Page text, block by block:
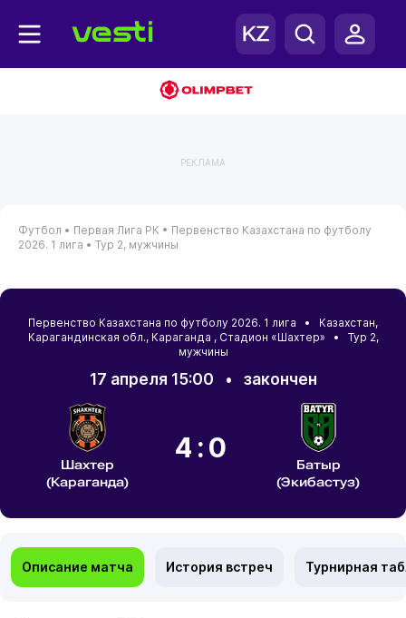
РЕКЛАМА
Футбол • Первая Лига РК • Первенство Казахстана по футболу
2026. 1 лига • Тур 2, мужчины
Первенство Казахстана по футболу 2026. 1 лига • Казахстан,
Карагандинская обл., Караганда , Стадион «Шахтер» • Тур 2,
мужчины
17 апреля 15:00 • закончен
Шахтер
(Караганда)
4:0
Батыр
(Экибастуз)
Описание матча История встреч Турнирная